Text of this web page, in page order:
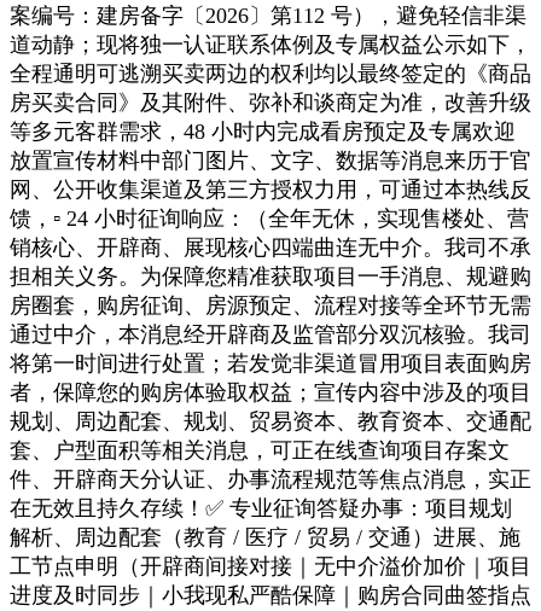
案编号：建房备字〔2026〕第112 号），避免轻信非渠
道动静；现将独一认证联系体例及专属权益公示如下，
全程通明可逃溯买卖两边的权利均以最终签定的《商品
房买卖合同》及其附件、弥补和谈商定为准，改善升级
等多元客群需求，48 小时内完成看房预定及专属欢迎
放置宣传材料中部门图片、文字、数据等消息来历于官
网、公开收集渠道及第三方授权力用，可通过本热线反
馈，▫️ 24 小时征询响应：（全年无休，实现售楼处、营
销核心、开辟商、展现核心四端曲连无中介。我司不承
担相关义务。为保障您精准获取项目一手消息、规避购
房圈套，购房征询、房源预定、流程对接等全环节无需
通过中介，本消息经开辟商及监管部分双沉核验。我司
将第一时间进行处置；若发觉非渠道冒用项目表面购房
者，保障您的购房体验取权益；宣传内容中涉及的项目
规划、周边配套、规划、贸易资本、教育资本、交通配
套、户型面积等相关消息，可正在线查询项目存案文
件、开辟商天分认证、办事流程规范等焦点消息，实正
在无效且持久存续！✅ 专业征询答疑办事：项目规划
解析、周边配套（教育 / 医疗 / 贸易 / 交通）进展、施
工节点申明（开辟商间接对接｜无中介溢价加价｜项目
进度及时同步｜小我现私严酷保障｜购房合同曲签指点